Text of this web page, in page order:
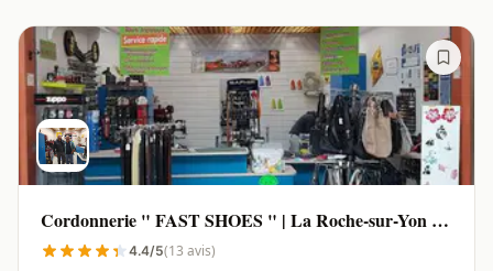
Cordonnerie " FAST SHOES " | La Roche-sur-Yon -
85000
4.4/5(13 avis)